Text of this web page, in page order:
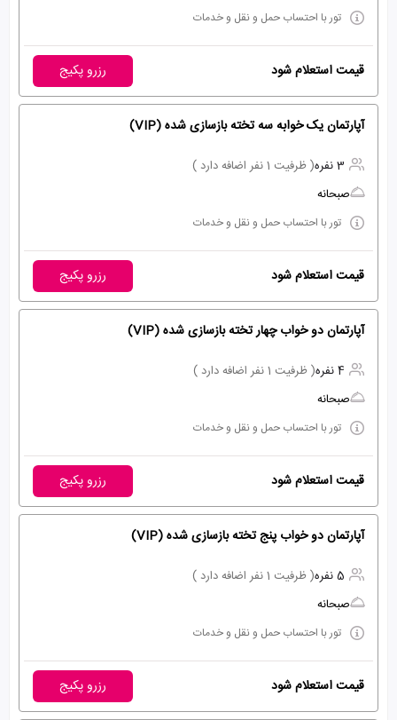
تور با احتساب حمل و نقل و خدمات
قیمت استعلام شود رزرو پکیج
آپارتمان یک خوابه سه تخته بازسازی شده (VIP)
3 نفره
( ظرفیت 1 نفر اضافه دارد )
صبحانه
تور با احتساب حمل و نقل و خدمات
قیمت استعلام شود رزرو پکیج
آپارتمان دو خواب چهار تخته بازسازی شده (VIP)
4 نفره
( ظرفیت 1 نفر اضافه دارد )
صبحانه
تور با احتساب حمل و نقل و خدمات
قیمت استعلام شود رزرو پکیج
آپارتمان دو خواب پنج تخته بازسازی شده (VIP)
5 نفره
( ظرفیت 1 نفر اضافه دارد )
صبحانه
تور با احتساب حمل و نقل و خدمات
قیمت استعلام شود رزرو پکیج